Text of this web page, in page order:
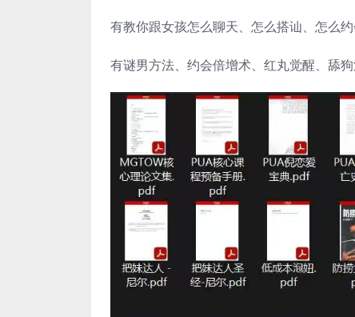
有教你跟女孩怎么聊天、怎么搭讪、怎么
有谜男方法、约会倍增术、红丸觉醒、舔